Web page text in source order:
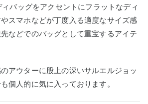
バッグをアクセントにフラットなディ
スマホなどが丁度入る適度なサイズ感
などでのバッグとして重宝するアイテ
アウターに股上の深いサルエルジョッ
個人的に気に入っております。